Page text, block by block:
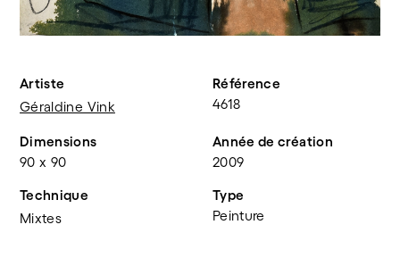
Artiste
Géraldine Vink
Référence
4618
Dimensions
90 x 90
Année de création
2009
Technique
Mixtes
Type
Peinture